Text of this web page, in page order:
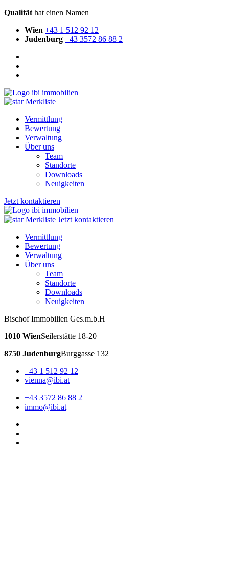
Qualität hat einen Namen
Wien +43 1 512 92 12
Judenburg +43 3572 86 88 2
Merkliste
Vermittlung
Bewertung
Verwaltung
Über uns
Team
Standorte
Downloads
Neuigkeiten
Jetzt kontaktieren
Merkliste Jetzt kontaktieren
Vermittlung
Bewertung
Verwaltung
Über uns
Team
Standorte
Downloads
Neuigkeiten
Bischof Immobilien Ges.m.b.H
1010 WienSeilerstätte 18-20
8750 JudenburgBurggasse 132
+43 1 512 92 12
vienna@ibi.at
+43 3572 86 88 2
immo@ibi.at